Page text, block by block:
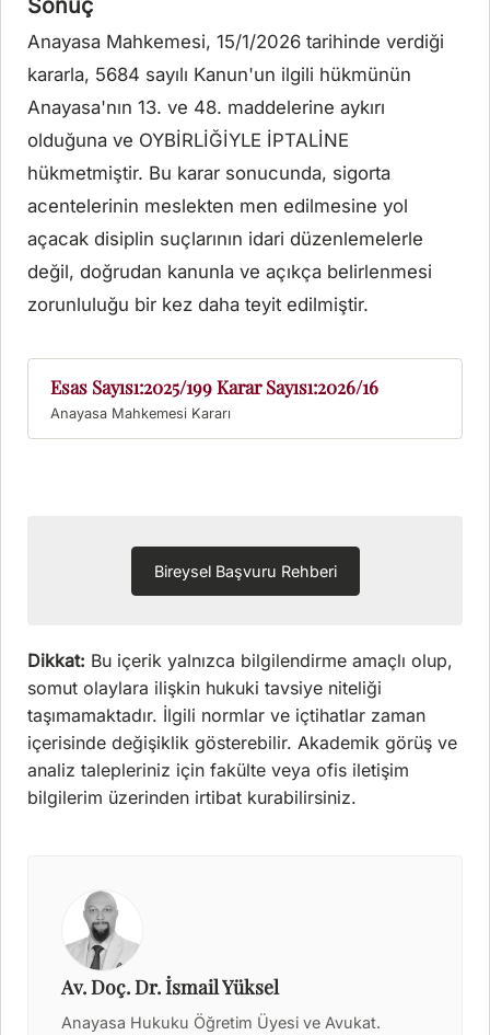
Sonuç
Anayasa Mahkemesi, 15/1/2026 tarihinde verdiği
kararla, 5684 sayılı Kanun'un ilgili hükmünün
Anayasa'nın 13. ve 48. maddelerine aykırı
olduğuna ve OYBİRLİĞİYLE İPTALİNE
hükmetmiştir. Bu karar sonucunda, sigorta
acentelerinin meslekten men edilmesine yol
açacak disiplin suçlarının idari düzenlemelerle
değil, doğrudan kanunla ve açıkça belirlenmesi
zorunluluğu bir kez daha teyit edilmiştir.
Esas Sayısı:2025/199 Karar Sayısı:2026/16
Bireysel Başvuru Rehberi
Dikkat: Bu içerik yalnızca bilgilendirme amaçlı olup,
somut olaylara ilişkin hukuki tavsiye niteliği
taşımamaktadır. İlgili normlar ve içtihatlar zaman
içerisinde değişiklik gösterebilir. Akademik görüş ve
analiz talepleriniz için fakülte veya ofis iletişim
bilgilerim üzerinden irtibat kurabilirsiniz.
Av. Doç. Dr. İsmail Yüksel
Anayasa Hukuku Öğretim Üyesi ve Avukat.